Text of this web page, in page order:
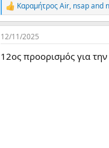
R
e
a
c
i
Καραμήτρος Air, nsapand
12/11/2025
12oς προορισμός για